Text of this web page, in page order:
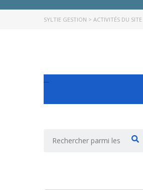
SYLTIE GESTION > ACTIVITÉS DU SITE